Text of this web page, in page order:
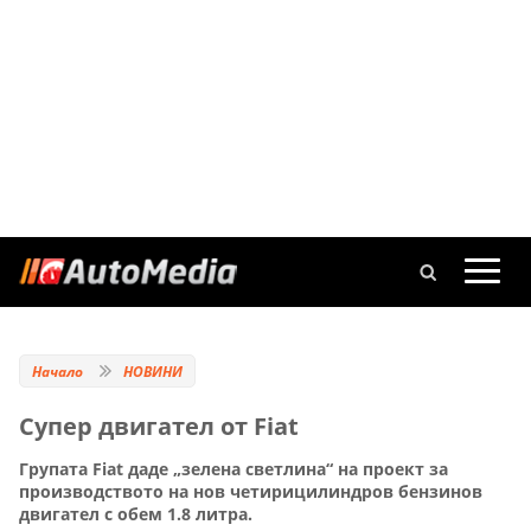
Начало НОВИНИ
Супер двигател от Fiat
Групата Fiat даде „зелена светлина“ на проект за
производството на нов четирицилиндров бензинов
двигател с обем 1.8 литра.